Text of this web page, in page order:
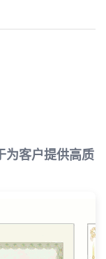
为客户提供高质